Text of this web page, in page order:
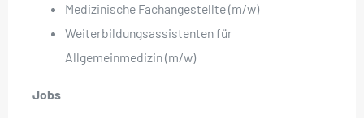
Medizinische Fachangestellte (m/w)
Weiterbildungsassistenten für
Allgemeinmedizin (m/w)
Jobs